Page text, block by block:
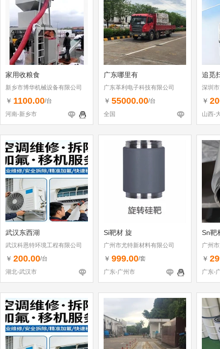
家用收粮食
新乡市博华机械设备有限公司
￥ 1100.00/台
河南-新乡市
广东哪里有
广东革利电子科技有限公司
￥ 55000.00/台
全国
追觅
深圳
（个
￥
山西-
武汉东西湖
武汉科恩特环境工程有限公司
￥ 200.00/台
湖北-武汉市
Si靶材 旋
广州市尤特新材料有限公司
￥ 999.00/套
广东-广州市
Sn靶
广州
￥
广东-